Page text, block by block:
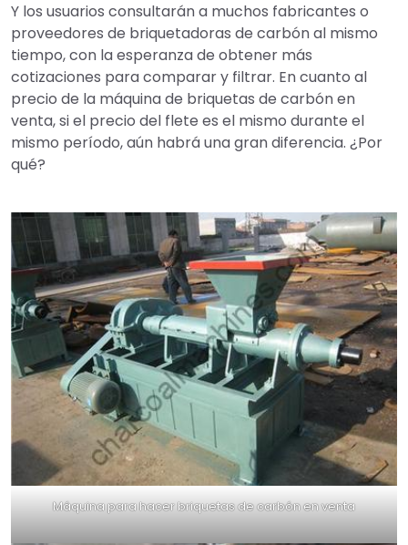
Y los usuarios consultarán a muchos fabricantes o
proveedores de briquetadoras de carbón al mismo
tiempo, con la esperanza de obtener más
cotizaciones para comparar y filtrar. En cuanto al
precio de la máquina de briquetas de carbón en
venta, si el precio del flete es el mismo durante el
mismo período, aún habrá una gran diferencia. ¿Por
qué?
Máquina para hacer briquetas de carbón en venta